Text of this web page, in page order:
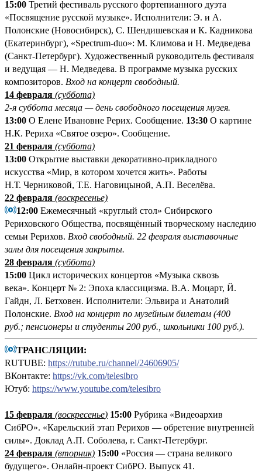
15:00 Третий фестиваль русского фортепианного дуэта
«Посвящение русской музыке». Исполнители: Э. и А.
Полонские (Новосибирск), С. Шендишевская и К. Кадникова
(Екатеринбург), «Spectrum-duo»: М. Климова и Н. Медведева
(Санкт-Петербург). Художественный руководитель фестиваля
и ведущая — Н. Медведева. В программе музыка русских
композиторов. Вход на концерт свободный.
14 февраля (суббота)
2-я суббота месяца — день свободного посещения музея.
13:00 О Елене Ивановне Рерих. Сообщение. 13:30 О картине
Н.К. Рериха «Святое озеро». Сообщение.
21 февраля (суббота)
13:00 Открытие выставки декоративно-прикладного
искусства «Мир, в котором хочется жить». Работы
Н.Т. Черниковой, Т.Е. Наговицыной, А.П. Веселёва.
22 февраля (воскресенье)
12:00 Ежемесячный «круглый стол» Сибирского
Рериховского Общества, посвящённый творческому наследию
семьи Рерихов. Вход свободный. 22 февраля выставочные
залы для посещения закрыты.
28 февраля (суббота)
15:00 Цикл исторических концертов «Музыка сквозь
века». Концерт № 2: Эпоха классицизма. В.А. Моцарт, Й.
Гайдн, Л. Бетховен. Исполнители: Эльвира и Анатолий
Полонские. Вход на концерт по музейным билетам (400
руб.; пенсионеры и студенты 200 руб., школьники 100 руб.).
ТРАНСЛЯЦИИ:
RUTUBE: https://rutube.ru/channel/24606905/
ВКонтакте: https://vk.com/telesibro
Ютуб: https://www.youtube.com/telesibro
15 февраля (воскресенье) 15:00 Рубрика «Видеоархив
СибРО». «Карельский этап Рерихов — обретение внутренней
силы». Доклад А.П. Соболева, г. Санкт-Петербург.
24 февраля (вторник) 15:00 «Россия — страна великого
будущего». Онлайн-проект СибРО. Выпуск 41.